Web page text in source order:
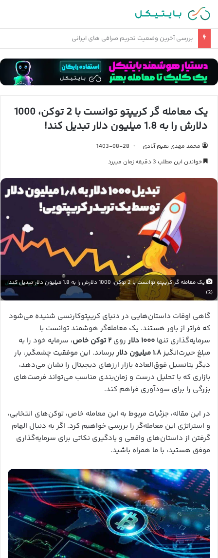
آیا رشد بورس ایران نزدیک است؟ + معرفی جذاب ترین سهم ها
یک معامله گر کریپتو توانست با 2 توکن، 1000
دلارش را به 1.8 میلیون دلار تبدیل کند!
محمد مهدی نعیم آبادی
1403-08-28
خواندن این مطلب 3 دقیقه زمان میبرد
یک معامله گر کریپتو توانست با 2 توکن، 1000 دلارش را به 1.8 میلیون دلار تبدیل کند!
(3)
گاهی اوقات داستان‌هایی در دنیای کریپتوکارنسی شنیده می‌شود
که فراتر از باور هستند. یک معامله‌گر هوشمند توانست با
سرمایه‌گذاری تنها ۱۰۰۰ دلار روی ۲ توکن خاص
، سرمایه خود را به
مبلغ حیرت‌انگیز۱.۸ میلیون دلار
برساند. این موفقیت چشمگیر، بار
دیگر پتانسیل فوق‌العاده بازار ارزهای دیجیتال را نشان می‌دهد،
بازاری که با تحلیل درست و زمان‌بندی مناسب می‌تواند فرصت‌های
بزرگی را برای سودآوری فراهم کند.
در این مقاله، جزئیات مربوط به این معامله خاص، توکن‌های انتخابی،
و استراتژی این معامله‌گر را بررسی خواهیم کرد. اگر به دنبال الهام
گرفتن از داستان‌های واقعی و یادگیری نکاتی برای سرمایه‌گذاری
موفق هستید، با ما همراه باشید.